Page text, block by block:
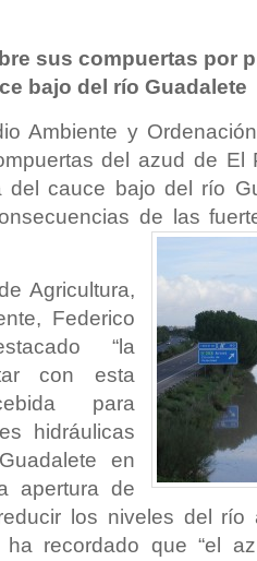
sus compuertas por
bajo del río Guadalete
Ambiente y
del azud de El
del cauce bajo del río
de las
Agricultura,
Federico
“la
con esta
para
hidráulicas
en
apertura de
los niveles del
ha recordado que “el